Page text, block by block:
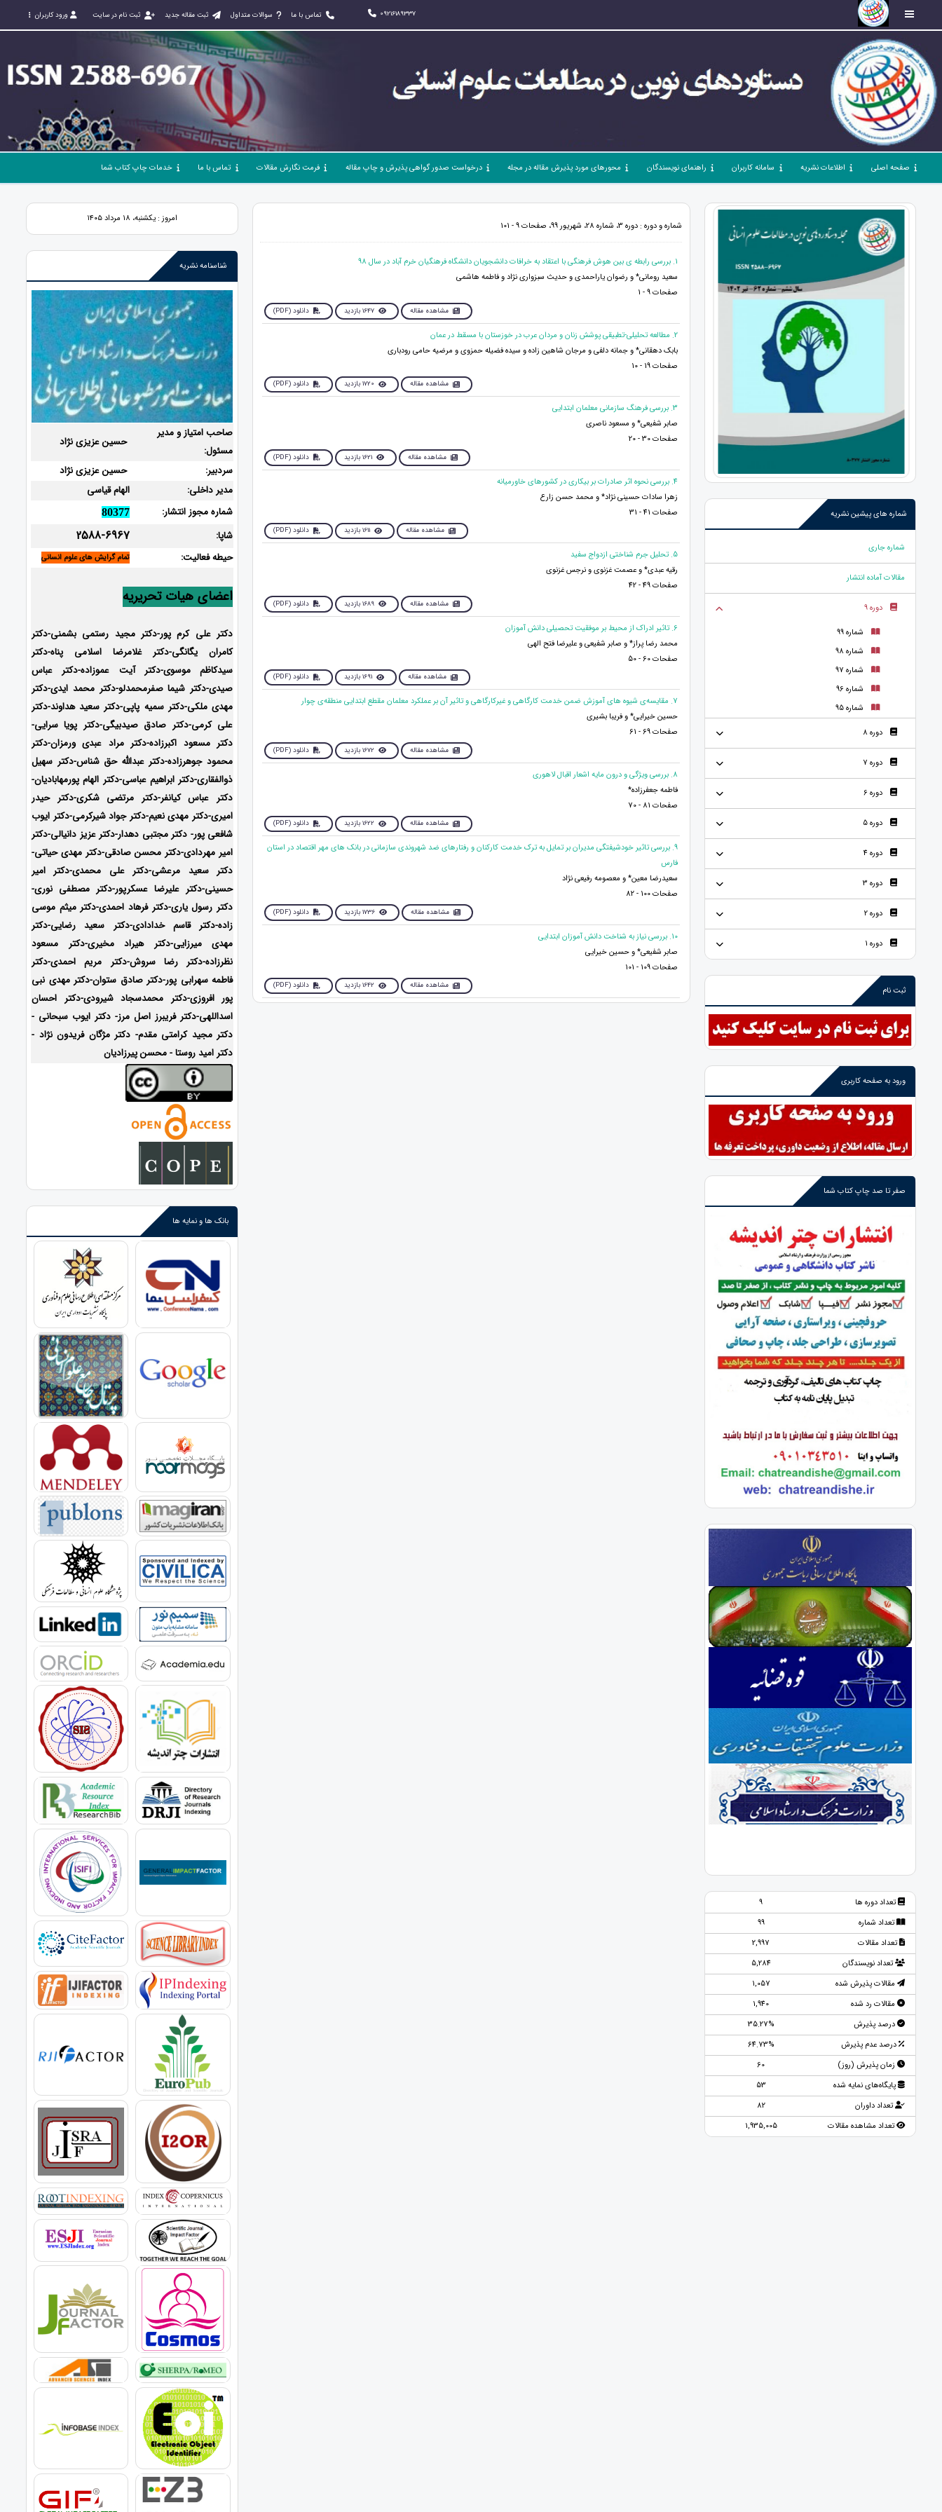
09216189337 تماس با ما سوالات متداول ثبت مقاله جدید ثبت نام در سایت ورود کاربران
صفحه اصلی اطلاعات نشریه سامانه کاربران راهنمای نویسندگان محورهای مورد پذیرش مقاله در مجله درخواست صدور گواهی پذیرش و چاپ مقاله فرمت نگارش مقالات تماس با ما خدمات چاپ کتاب شما
شماره های پیشین نشریه
شماره جاری
مقالات آماده انتشار
دوره 9
شماره 99
شماره 98
شماره 97
شماره 96
شماره 95
دوره 8
دوره 7
دوره 6
دوره 5
دوره 4
دوره 3
دوره 2
دوره 1
ثبت نام
ورود به صفحه کاربری
صفر تا صد چاپ کتاب شما
تعداد دوره ها
9
تعداد شماره
99
تعداد مقالات
2,997
تعداد نویسندگان
5,284
مقالات پذیرش شده
1,057
مقالات رد شده
1,940
درصد پذیرش
35.27%
درصد عدم پذیرش
64.73%
زمان پذیرش (روز)
60
پایگاه‌های نمایه شده
53
تعداد داوران
82
تعداد مشاهده مقالات
1,935,005
شماره و دوره : دوره 3، شماره 28، شهریور 99، صفحات 9 - 101
1. بررسی رابطه ی بین هوش فرهنگی با اعتقاد به خرافات دانشجویان دانشگاه فرهنگیان خرم آباد در سال 98
سعید رومانی* و رضوان یاراحمدی و حدیث سبزواری نژاد و فاطمه هاشمی
صفحات 9 - 1
مشاهده مقاله 1647 بازدید دانلود (PDF)
2. مطالعه تحلیلی-تطبیقی پوشش زنان و مردان عرب در خوزستان با مسقط در عمان
بابک دهقانی* و جمانه دلفی و مرجان شاهین زاده و سیده فضیله حمزوی و مرضیه حامی رودباری
صفحات 19 - 10
مشاهده مقاله 1720 بازدید دانلود (PDF)
3. بررسی فرهنگ سازمانی معلمان ابتدایی
صابر شفیعی* و مسعود ناصری
صفحات 30 - 20
مشاهده مقاله 1621 بازدید دانلود (PDF)
4. بررسی نحوه اثر صادرات بر بیکاری در کشورهای خاورمیانه
زهرا سادات حسینی نژاد* و محمد حسن زارع
صفحات 41 - 31
مشاهده مقاله 1611 بازدید دانلود (PDF)
5. تحلیل جرم شناختی ازدواج سفید
رقیه عبدی* و عصمت غزنوی و نرجس غزنوی
صفحات 49 - 42
مشاهده مقاله 1689 بازدید دانلود (PDF)
6. تاثیر ادراک از محیط بر موفقیت تحصیلی دانش آموزان
محمد رضا پراز* و صابر شفیعی و علیرضا فتح الهی
صفحات 60 - 50
مشاهده مقاله 1691 بازدید دانلود (PDF)
7. مقایسه‌ی شیوه های آموزش ضمن خدمت کارگاهی و غیرکارگاهی و تاثیر آن بر عملکرد معلمان مقطع ابتدایی منطقه‌ی چوار
حسین خیرایی* و فریبا بشیری
صفحات 69 - 61
مشاهده مقاله 1672 بازدید دانلود (PDF)
8. بررسی ویژگی و درون مایه اشعار اقبال لاهوری
فاطمه جعفرزاده*
صفحات 81 - 70
مشاهده مقاله 1622 بازدید دانلود (PDF)
9. بررسی تاثیر خودشیفتگی مدیران بر تمایل به ترک خدمت کارکنان و رفتارهای ضد شهروندی سازمانی در بانک های مهر اقتصاد در استان
فارس
سعیدرضا معین* و معصومه رفیعی نژاد
صفحات 100 - 82
مشاهده مقاله 1736 بازدید دانلود (PDF)
10. بررسی نیاز به شناخت دانش آموزان ابتدایی
صابر شفیعی* و حسین خیرایی
صفحات 109 - 101
مشاهده مقاله 1642 بازدید دانلود (PDF)
امروز : یکشنبه، ۱۸ مرداد ۱۴۰۵
شناسنامه نشریه
صاحب امتیاز و مدیر
مسئول:
حسین عزیزی نژاد
سردبیر:
حسین عزیزی نژاد
مدیر داخلی:
الهام قیاسی
شماره مجوز انتشار:
80377
شاپا: 2588-6967
حیطه فعالیت: تمام گرایش های علوم انسانی
اعضای هیات تحریریه
دکتر علی کرم پور-دکتر مجید رستمی بشمنی-دکتر
کامران یگانگی-دکتر غلامرضا اسلامی پناه-دکتر
سیدکاظم موسوی-دکتر آیت عموزاده-دکتر عباس
صیدی-دکتر شیما صفرمحمدلو-دکتر محمد ایدی-دکتر
مهدی ملکی-دکتر سمیه پاپی-دکتر سعید هداوند-دکتر
علی کرمی-دکتر صادق صیدبیگی-دکتر پویا سرایی-
دکتر مسعود اکبرزاده-دکتر مراد عبدی ورمزان-دکتر
محمود جوهرزاده-دکتر عبدالله حق شناس-دکتر سهیل
ذوالفقاری-دکتر ابراهیم عباسی-دکتر الهام پورمهابادیان-
دکتر عباس کیانفر-دکتر مرتضی شکری-دکتر حیدر
امیری-دکتر مهدی نعیم-دکتر جواد شیرکرمی-دکتر ایوب
شافعی پور- دکتر مجتبی دهدار-دکتر عزیز دانیالی-دکتر
امیر مهردادی-دکتر محسن صادقی-دکتر مهدی حیاتی-
دکتر سعید مرعشی-دکتر علی محمدی-دکتر امیر
حسینی-دکتر علیرضا عسکرپور-دکتر مصطفی نوری-
دکتر رسول یاری-دکتر فرهاد احمدی-دکتر میثم موسی
زاده-دکتر قاسم خدادادی-دکتر سعید رضایی-دکتر
مهدی میرزایی-دکتر هیراد مخیری-دکتر مسعود
نظرزاده-دکتر رضا سروش-دکتر مریم احمدی-دکتر
فاطمه سهرابی پور-دکتر صادق ستوان-دکتر مهدی نبی
پور افروزی-دکتر محمدسجاد شیرودی-دکتر احسان
اسداللهی-دکتر فریبرز اصل مرز- دکتر ایوب سبحانی -
دکتر مجید کرامتی مقدم- دکتر مژگان فریدون نژاد -
دکتر امید روستا - محسن پیرزادیان
بانک ها و نمایه ها